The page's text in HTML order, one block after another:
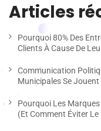
Articles
Pourquoi 80% Des
Clients À Cause De
Communication
Municipales Se
Pourquoi Les
(et Comment Éviter